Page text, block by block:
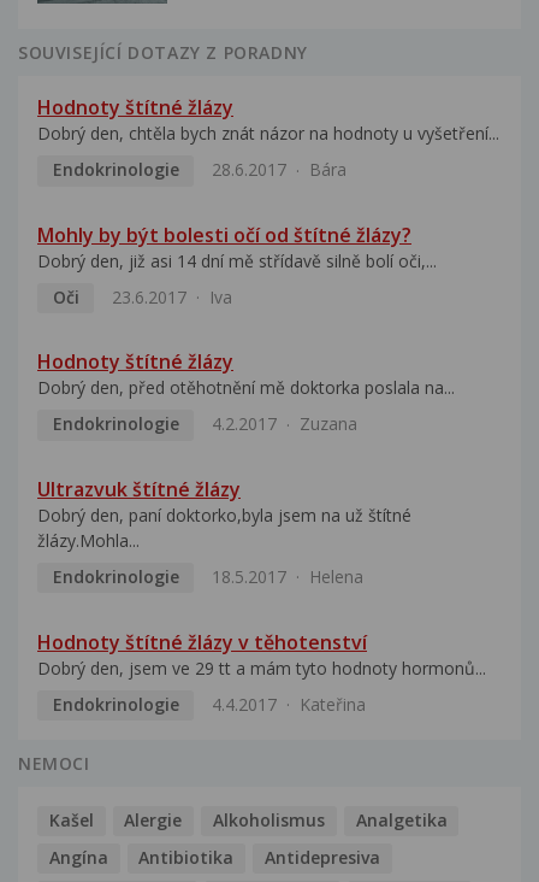
SOUVISEJÍCÍ DOTAZY Z PORADNY
Hodnoty štítné žlázy
Dobrý den, chtěla bych znát názor na hodnoty u vyšetření...
Endokrinologie
28.6.2017 Bára
Mohly by být bolesti očí od štítné žlázy?
Dobrý den, již asi 14 dní mě střídavě silně bolí oči,...
Oči
23.6.2017 Iva
Hodnoty štítné žlázy
Dobrý den, před otěhotnění mě doktorka poslala na...
Endokrinologie
4.2.2017 Zuzana
Ultrazvuk štítné žlázy
Dobrý den, paní doktorko,byla jsem na už štítné
žlázy.Mohla...
Endokrinologie
18.5.2017 Helena
Hodnoty štítné žlázy v těhotenství
Dobrý den, jsem ve 29 tt a mám tyto hodnoty hormonů...
Endokrinologie
4.4.2017 Kateřina
NEMOCI
Kašel Alergie Alkoholismus
Analgetika
Angína
Antibiotika
Antidepresiva